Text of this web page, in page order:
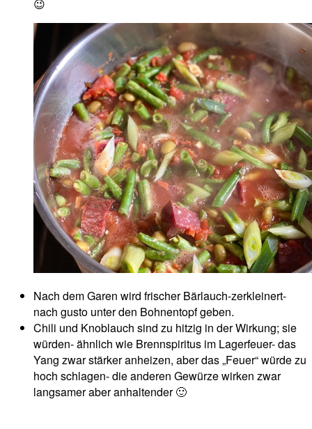
😉
Nach dem Garen wird frischer Bärlauch-zerkleinert-
nach gusto unter den Bohnentopf geben.
Chili und Knoblauch sind zu hitzig in der Wirkung; sie
würden- ähnlich wie Brennspiritus im Lagerfeuer- das
Yang zwar stärker anheizen, aber das „Feuer“ würde zu
hoch schlagen- die anderen Gewürze wirken zwar
langsamer aber anhaltender 🙂